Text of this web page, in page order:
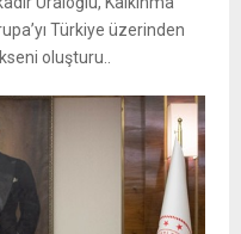
Türkiye üzerinden
oluşturu..